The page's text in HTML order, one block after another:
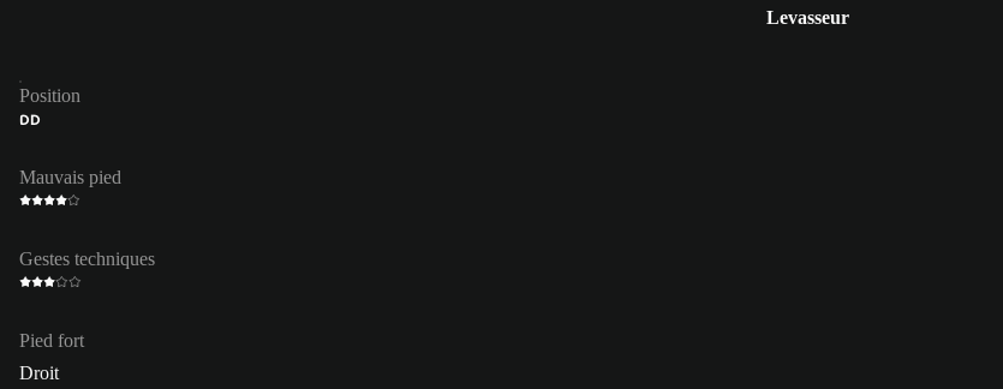
Levasseur
Position
DD
Mauvais pied
Gestes techniques
Pied fort
Droit